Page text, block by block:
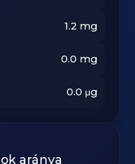
1.2 mg
0.0 mg
0.0 μg
aránya